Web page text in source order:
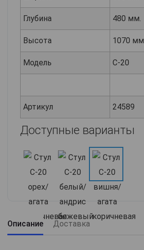
Глубина 480 мм.
Высота 1070 мм.
Модель С-20
Артикул 24589
Доступные варианты
Описание Доставка